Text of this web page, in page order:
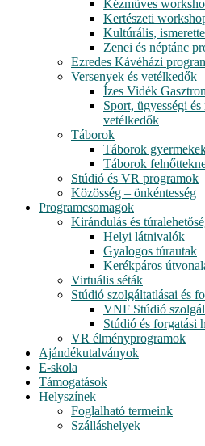
Kézműves
Kertészeti
Kultúrális,
Zenei és néptánc
Ezredes Kávéházi
Versenyek és vetélkedők
Ízes Vidék
Sport, ügyességi
vetélkedők
Táborok
Táborok
Táborok
Stúdió és VR programok
Közösség – önkéntesség
Programcsomagok
Kirándulás és
Helyi látnivalók
Gyalogos túrautak
Kerékpáros
Virtuális séták
Stúdió szolgáltatlásai és
VNF Stúdió
Stúdió és forgatási
VR élményprogramok
Ajándékutalványok
E-skola
Támogatások
Helyszínek
Foglalható termeink
Szálláshelyek